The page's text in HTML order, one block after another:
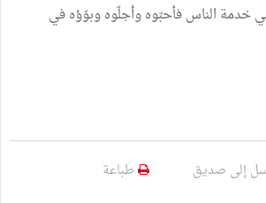
خدمة الناس فأحبّوه وأجلّوه وبوّؤه في
إلى صديق طباعة